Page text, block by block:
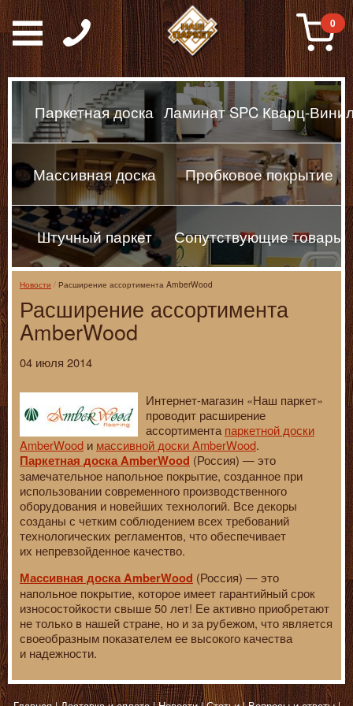
Паркет, Штучный
0
Паркетная доска Ламинат SPC Кварц-
Массивная доска Пробковое покрытие
Штучный паркет Сопутствующие товары
Новости Расширение ассортимента AmberWood
Расширение ассортимента
AmberWood
04 июля 2014
Интернет-магазин «Наш паркет»
проводит расширение
ассортиментапаркетной доски
AmberWood и массивной доски AmberWood.
Паркетная доска AmberWood (Россия) — это
замечательное напольное покрытие, созданное при
использовании современного производственного
оборудования и новейших технологий. Все декоры
созданы с четким соблюдением всех требований
технологических регламентов, что обеспечивает
их непревзойденное качество.
Массивная доска AmberWood (Россия) — это
напольное покрытие, которое имеет гарантийный срок
износостойкости свыше 50 лет! Ее активно приобретают
не только в нашей стране, но и за рубежом, что является
своеобразным показателем ее высокого качества
и надежности.